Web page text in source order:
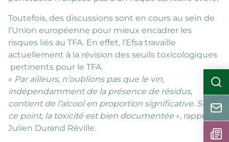
Toutefois, des discussions sont en cours au sein de
l’Union européenne pour mieux encadrer les
risques liés au TFA. En effet, l’Efsa travaille
actuellement à la révision des seuils toxicologiques
pertinents pour le TFA.
« Par ailleurs, n’oublions pas que le vin,
indépendamment de la présence de résidus,
contient de l’alcool en proportion significative. Sur
ce point, la toxicité est bien documentée », rappelle
Julien Durand Réville.